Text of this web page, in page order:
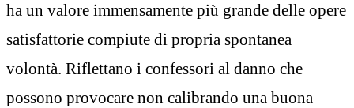
ha un valore immensamente più grande delle opere
satisfattorie compiute di propria spontanea
volontà. Riflettano i confessori al danno che
possono provocare non calibrando una buona